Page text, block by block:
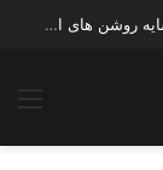
۱۴۰۰